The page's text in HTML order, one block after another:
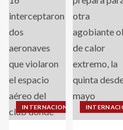
INTERNACIONALES